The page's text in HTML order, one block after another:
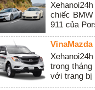
chiếc
911 của
trong
với trang bị